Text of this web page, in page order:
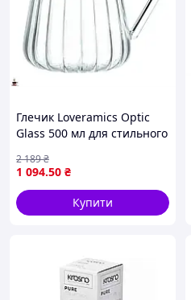
Глечик Loveramics Optic
Glass 500 мл для стильного
вашому домі
1 094.50 ₴
2 189₴
Купити